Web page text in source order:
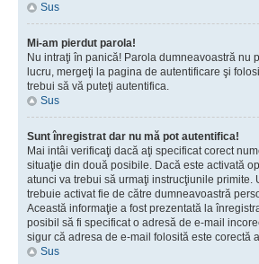
Sus
Mi-am pierdut parola!
Nu intraţi în panică! Parola dumneavoastră nu
lucru, mergeţi la pagina de autentificare şi
trebui să vă puteţi autentifica.
Sus
Sunt înregistrat dar nu mă pot autentifica!
Mai intâi verificaţi dacă aţi specificat corect
situaţie din două posibile. Dacă este activată
atunci va trebui să urmaţi instrucţiunile
trebuie activat fie de către dumneavoastră
Această informaţie a fost prezentată la
posibil să fi specificat o adresă de e-mail
sigur că adresa de e-mail folosită este corectă
Sus